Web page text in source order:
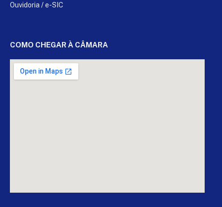
Ouvidoria /e-SIC
COMO CHEGAR À CÂMARA